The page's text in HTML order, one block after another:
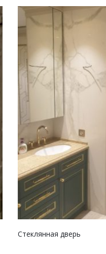
Стеклянная дверь